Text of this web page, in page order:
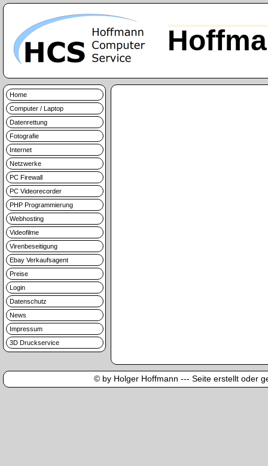
Home
Computer / Laptop
Datenrettung
Fotografie
Internet
Netzwerke
PC Firewall
PC Videorecorder
PHP Programmierung
Webhosting
Videofilme
Virenbeseitigung
Ebay Verkaufsagent
Preise
Login
Datenschutz
News
Impressum
3D Druckservice
© by Holger Hoffmann --- Seite erstellt oder